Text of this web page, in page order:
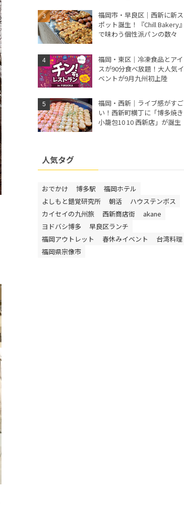
福岡市・早良区｜西新に新ス
ポット誕生！『Chill Bakery』
で味わう個性派パンの数々
福岡・東区｜冷凍食品とアイ
スが90分食べ放題！大人気イ
ベントが9月九州初上陸
福岡・西新｜ライブ感がすご
い！西新町横丁に「博多焼き
小籠包10 10 西新店」が誕生
人気タグ
おでかけ 博多駅
福岡ホテル
よしもと錯覚研究所
朝活
ハウステンボス
カイセイの九州旅
西新商店街
akane
ヨドバシ博多
早良区ランチ
福岡アウトレット
春休みイベント
台湾料理
福岡県宗像市